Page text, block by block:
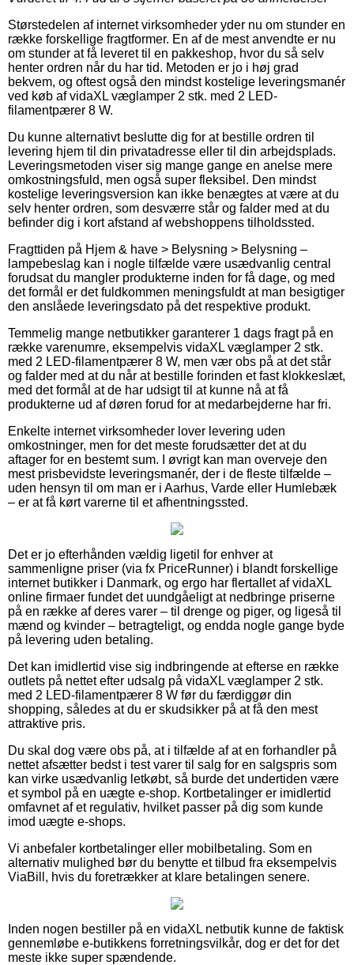
Størstedelen af internet virksomheder yder nu om stunder en
række forskellige fragtformer. En af de mest anvendte er nu
om stunder at få leveret til en pakkeshop, hvor du så selv
henter ordren når du har tid. Metoden er jo i høj grad
bekvem, og oftest også den mindst kostelige leveringsmanér
ved køb af vidaXL væglamper 2 stk. med 2 LED-
filamentpærer 8 W.
Du kunne alternativt beslutte dig for at bestille ordren til
levering hjem til din privatadresse eller til din arbejdsplads.
Leveringsmetoden viser sig mange gange en anelse mere
omkostningsfuld, men også super fleksibel. Den mindst
kostelige leveringsversion kan ikke benægtes at være at du
selv henter ordren, som desværre står og falder med at du
befinder dig i kort afstand af webshoppens tilholdssted.
Fragttiden på Hjem & have > Belysning > Belysning –
lampebeslag kan i nogle tilfælde være usædvanlig central
forudsat du mangler produkterne inden for få dage, og med
det formål er det fuldkommen meningsfuldt at man besigtiger
den anslåede leveringsdato på det respektive produkt.
Temmelig mange netbutikker garanterer 1 dags fragt på en
række varenumre, eksempelvis vidaXL væglamper 2 stk.
med 2 LED-filamentpærer 8 W, men vær obs på at det står
og falder med at du når at bestille forinden et fast klokkeslæt,
med det formål at de har udsigt til at kunne nå at få
produkterne ud af døren forud for at medarbejderne har fri.
Enkelte internet virksomheder lover levering uden
omkostninger, men for det meste forudsætter det at du
aftager for en bestemt sum. I øvrigt kan man overveje den
mest prisbevidste leveringsmanér, der i de fleste tilfælde –
uden hensyn til om man er i Aarhus, Varde eller Humlebæk
– er at få kørt varerne til et afhentningssted.
Det er jo efterhånden vældig ligetil for enhver at
sammenligne priser (via fx PriceRunner) i blandt forskellige
internet butikker i Danmark, og ergo har flertallet af vidaXL
online firmaer fundet det uundgåeligt at nedbringe priserne
på en række af deres varer – til drenge og piger, og ligeså til
mænd og kvinder – betragteligt, og endda nogle gange byde
på levering uden betaling.
Det kan imidlertid vise sig indbringende at efterse en række
outlets på nettet efter udsalg på vidaXL væglamper 2 stk.
med 2 LED-filamentpærer 8 W før du færdiggør din
shopping, således at du er skudsikker på at få den mest
attraktive pris.
Du skal dog være obs på, at i tilfælde af at en forhandler på
nettet afsætter bedst i test varer til salg for en salgspris som
kan virke usædvanlig letkøbt, så burde det undertiden være
et symbol på en uægte e-shop. Kortbetalinger er imidlertid
omfavnet af et regulativ, hvilket passer på dig som kunde
imod uægte e-shops.
Vi anbefaler kortbetalinger eller mobilbetaling. Som en
alternativ mulighed bør du benytte et tilbud fra eksempelvis
ViaBill, hvis du foretrækker at klare betalingen senere.
Inden nogen bestiller på en vidaXL netbutik kunne de faktisk
gennemløbe e-butikkens forretningsvilkår, dog er det for det
meste ikke super spændende.